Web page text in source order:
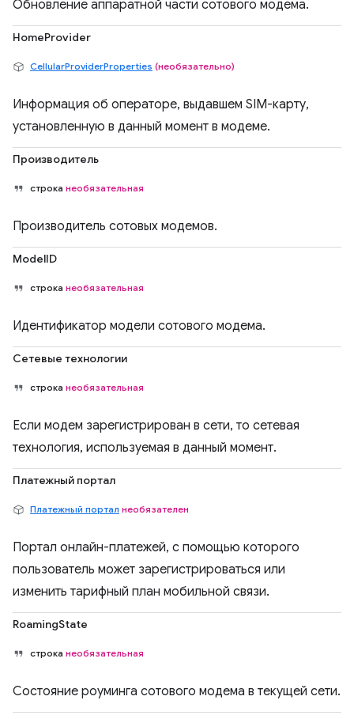
Обновление аппаратной части сотового модема.
HomeProvider
CellularProviderProperties (необязательно)
Информация об операторе, выдавшем SIM-карту,
установленную в данный момент в модеме.
Производитель
строка необязательная
Производитель сотовых модемов.
ModelID
строка необязательная
Идентификатор модели сотового модема.
Сетевые технологии
строка необязательная
Если модем зарегистрирован в сети, то сетевая
технология, используемая в данный момент.
Платежный портал
Платежный портал необязателен
Портал онлайн-платежей, с помощью которого
пользователь может зарегистрироваться или
изменить тарифный план мобильной связи.
RoamingState
строка необязательная
Состояние роуминга сотового модема в текущей сети.